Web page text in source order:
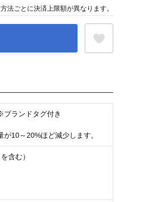
ランドタグ付き
10～20%ほど減少します。
含む）
法ごとに決済上限額が異なります。